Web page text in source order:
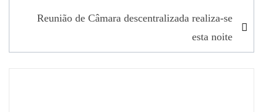
Reunião de Câmara descentralizada realiza-se
esta noite